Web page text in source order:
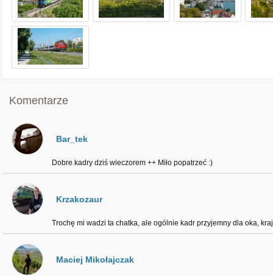
Komentarze
Bar_tek
Dobre kadry dziś wieczorem ++ Miło popatrzeć :)
Krzakozaur
Trochę mi wadzi ta chatka, ale ogólnie kadr przyjemny dla oka,
Maciej Mikołajczak